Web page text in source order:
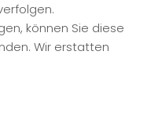
können Sie diese
Wir erstatten